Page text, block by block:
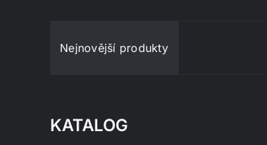
Nejnovější produkty
KATALOG